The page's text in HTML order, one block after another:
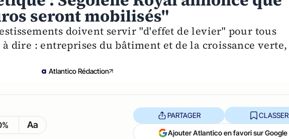
seront mobilisés"
doivent servir "d'effet de levier" pour tous
à dire : entreprises du bâtiment et de la croissance verte,
Atlantico Rédaction
Aa
PARTAGER CLASSER
Ajouter Atlantico en favori sur Google